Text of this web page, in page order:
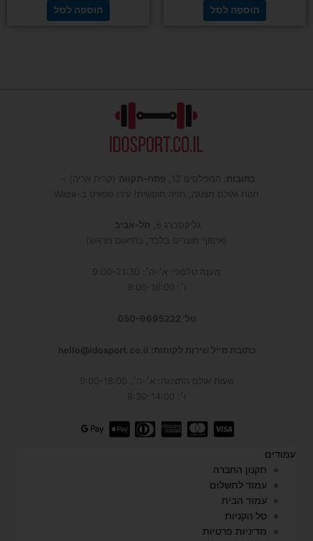
הוספה לסל הוספה לסל
כתובות : המפלסים 12, פתח-תקווה (קרית אריה) –
חנות ואולם תצוגה, חניה חופשית! עידו ספורט ב-Waze
גליקסברג 6,
תל-אביב
(איסוף מוצרים בלבד, בתיאום מראש)
מענה טלפוני: א׳-ה׳: 9:00-21:30
ו׳: 9:00-16:00
טל' 050-9695222
כתובת מייל שירות לקוחות: hello@idosport.co.il
שעות אולם התצוגה: א׳-ה׳, 9:00-18:00
ו׳: 9:30-14:00
עמודים
תקנון החברה
עמוד לתשלום
עמוד הבית
סל הקניות
מדיניות פרטיות